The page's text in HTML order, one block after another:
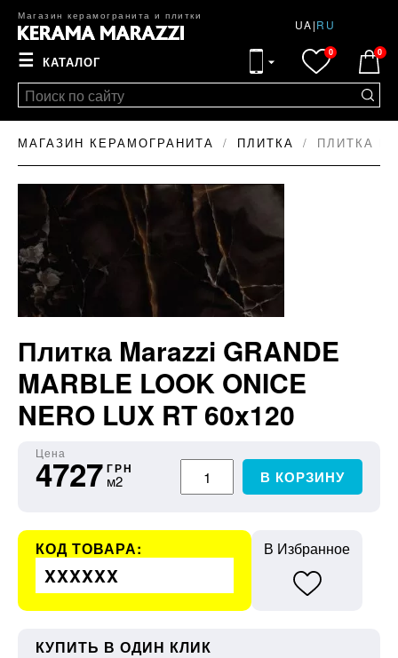
Магазин керамогранита и плитки
UA|RU
☰ КАТАЛОГ
0 0
МАГАЗИН КЕРАМОГРАНИТА ПЛИТКА ПЛИТКА
Плитка Marazzi GRANDE
MARBLE LOOK ONICE
NERO LUX RT 60x120
Цена
4727 ГРН
м2 В КОРЗИНУ
КОД ТОВАРА:
XXXXXX
В Избранное
КУПИТЬ В ОДИН КЛИК